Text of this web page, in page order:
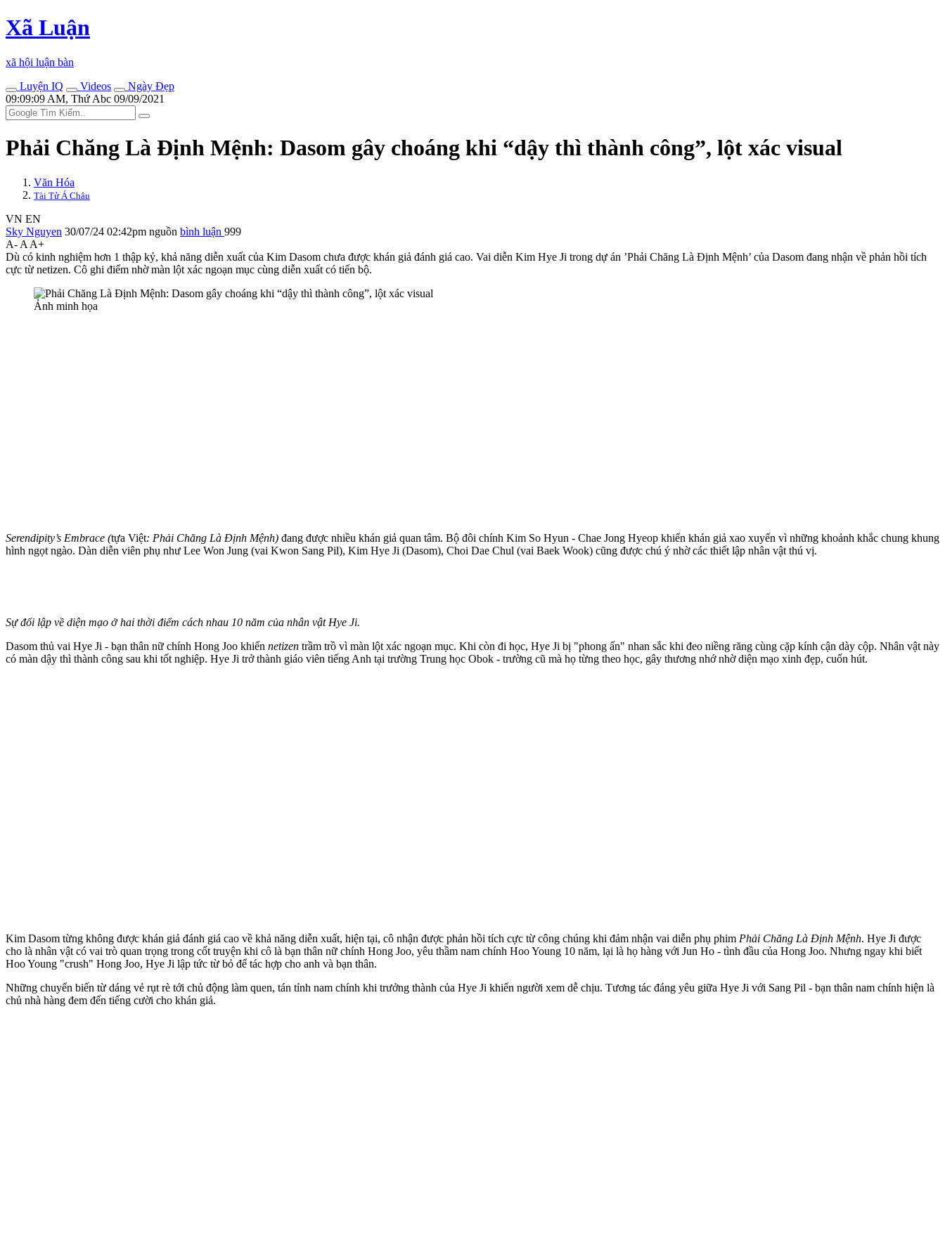
Xã Luận
xã hội luận bàn
Luyện IQ
Videos
Ngày Đẹp
09:09:09 AM, Thứ Abc 09/09/2021
Phải Chăng Là Định Mệnh: Dasom gây choáng khi “dậ‌y th‌ì thành công”, lột xác visual
Văn Hóa
Tài Tử Á Châu
VN EN
Sky Nguyen 30/07/24 02:42pm nguồn bình luận 999
A- A A+
Dù có kinh nghiệm hơn 1 thập kỷ, khả năng diễn xuất của Kim Dasom chưa được khán giả đánh giá cao. Vai diễn Kim Hye Ji trong dự án ’Phải Chăng Là Định Mệnh’ của Dasom đang nhận về phản hồi tích
cực từ netizen. Cô ghi điểm nhờ màn lột xác ngoạn mục cùng diễn xuất có tiến bộ.
Ảnh minh họa
Serendipity’s Embrace (tựa Việt: Phải Chăng Là Định Mệnh) đang được nhiều khán giả quan tâm. Bộ đôi chính Kim So Hyun - Chae Jong Hyeop khiến khán giả xao xuyến vì những khoảnh khắc chung khung
hình ngọt ngào. Dàn diễn viên phụ như Lee Won Jung (vai Kwon Sang Pil), Kim Hye Ji (Dasom), Choi Dae Chul (vai Baek Wook) cũng được chú ý nhờ các thiết lập nhân vật thú vị.
Sự đối lập về diện mạo ở hai thời điểm cách nhau 10 năm của nhân vật Hye Ji.
Dasom thủ vai Hye Ji - bạn thân nữ chính Hong Joo khiến netizen trầm trồ vì màn lột xác ngoạn mục. Khi còn đi học, Hye Ji bị "phong ấn" nhan sắc khi đeo niềng răng cùng cặp kính cận dày cộp. Nhân vật này
có màn dậ‌y th‌ì thành công sau khi tốt nghiệp. Hye Ji trở thành giáo viên tiếng Anh tại trường Trung học Obok - trường cũ mà họ từng theo học, gây thương nhớ nhờ diện mạo xinh đẹp, cuốn hút.
Kim Dasom từng không được khán giả đánh giá cao về khả năng diễn xuất, hiện tại, cô nhận được phản hồi tích cực từ công chúng khi đảm nhận vai diễn phụ phim Phải Chăng Là Định Mệnh. Hye Ji được
cho là nhân vật có vai trò quan trọng trong cốt truyện khi cô là bạn thân nữ chính Hong Joo, yêu thầm nam chính Hoo Young 10 năm, lại là họ hàng với Jun Ho - tình đầu của Hong Joo. Nhưng ngay khi biết
Hoo Young "crush" Hong Joo, Hye Ji lập tức từ bỏ để tác hợp cho anh và bạn thân.
Những chuyển biến từ dáng vẻ rụt rè tới chủ động làm quen, tán tỉnh nam chính khi trưởng thành của Hye Ji khiến người xem dễ chịu. Tương tác đáng yêu giữa Hye Ji với Sang Pil - bạn thân nam chính hiện là
chủ nhà hàng đem đến tiếng cười cho khán giả.